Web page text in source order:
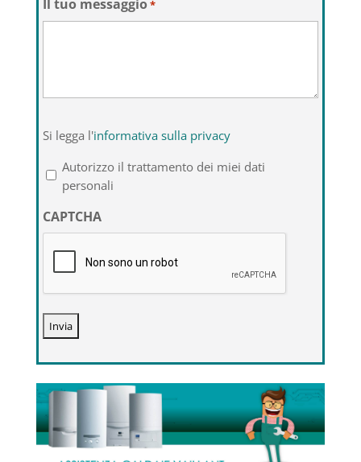
Il tuo messaggio*
legga
l'informativa
sulla
privacy
*
Si legga l'informativa sulla privacy
Autorizzo il trattamento dei miei dati
personali
CAPTCHA